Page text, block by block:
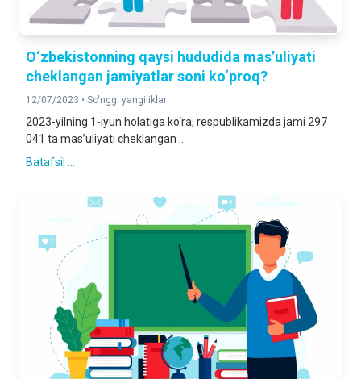
O‘zbekistonning qaysi hududida mas’uliyati
cheklangan jamiyatlar soni ko‘proq?
12/07/2023 • So'nggi yangiliklar
2023-yilning 1-iyun holatiga ko‘ra, respublikamizda jami 297
041 ta mas’uliyati cheklangan ...
Batafsil ...